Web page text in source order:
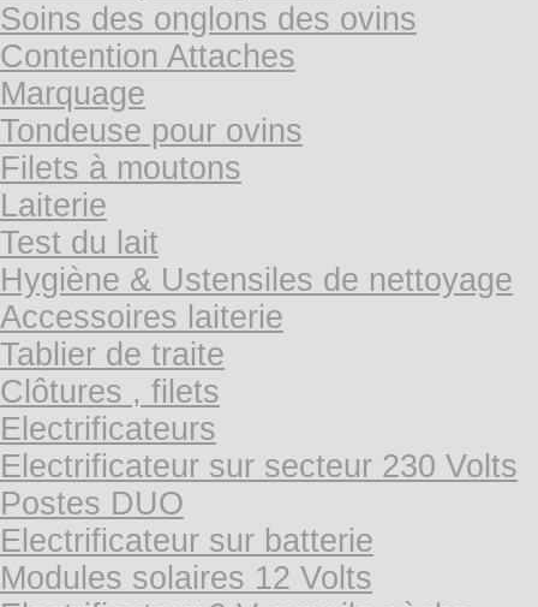
Soins des onglons des ovins
Contention Attaches
Marquage
Tondeuse pour ovins
Filets à moutons
Laiterie
Test du lait
Hygiène & Ustensiles de nettoyage
Accessoires laiterie
Tablier de traite
Clôtures , filets
Electrificateurs
Electrificateur sur secteur 230 Volts
Postes DUO
Electrificateur sur batterie
Modules solaires 12 Volts